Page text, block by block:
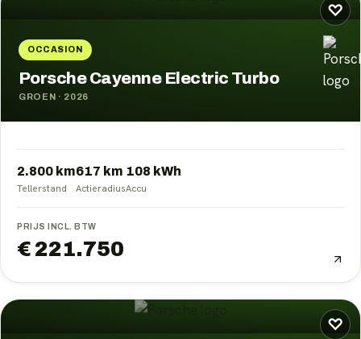
♡
OCCASION
Porsche Cayenne Electric Turbo
GROEN · 2026
2.800 km
Tellerstand
617 km
Actieradius
108 kWh
Accu
PRIJS INCL. BTW
€ 221.750
♡